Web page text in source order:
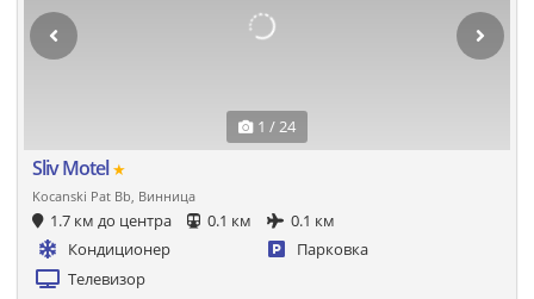
1 / 24
Sliv Motel★
Kocanski Pat Bb, Винница
1.7 км до центра 0.1 км
0.1 км
Кондиционер
Парковка
Телевизор